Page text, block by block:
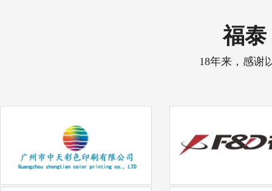
福泰
18年来，感谢